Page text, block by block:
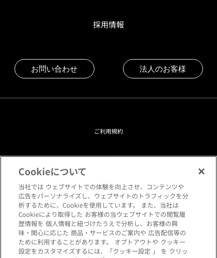
採用情報
お問い合わせ 法人のお客様
ご利用規約
プライバシーポリシー
クッキーポリシー
閲覧環境について
サイトマップ
Cookieについて
当社では ウェブサイトでの体験を向上させ、コンテンツや
広告をパーソナライズし、ウェブサイトのトラフィックを分
析するために、Cookieを使用しています。 また、当社は
Cookieにより取得した お客様の当ウェブサイトでの閲覧履
歴情報を 個人情報と紐づけたうえで分析し、お客様の興
味・関心に応じた 商品・サービスのご案内や 広告配信等の
ために利用することがあります。 オプトアウトや クッキー
設定をカスタマイズするには、「クッキー設定 」 を クリッ